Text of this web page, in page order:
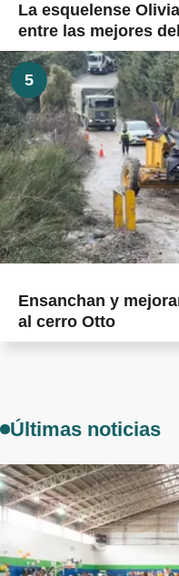
La esquelense
entre las mejores
5
Ensanchan y
al cerro Otto
Últimas noticias